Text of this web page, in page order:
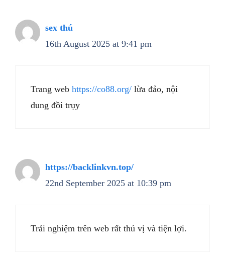
sex thú
16th August 2025 at 9:41 pm
Trang web https://co88.org/ lừa đảo, nội
dung đồi trụy
https://backlinkvn.top/
22nd September 2025 at 10:39 pm
Trải nghiệm trên web rất thú vị và tiện lợi.